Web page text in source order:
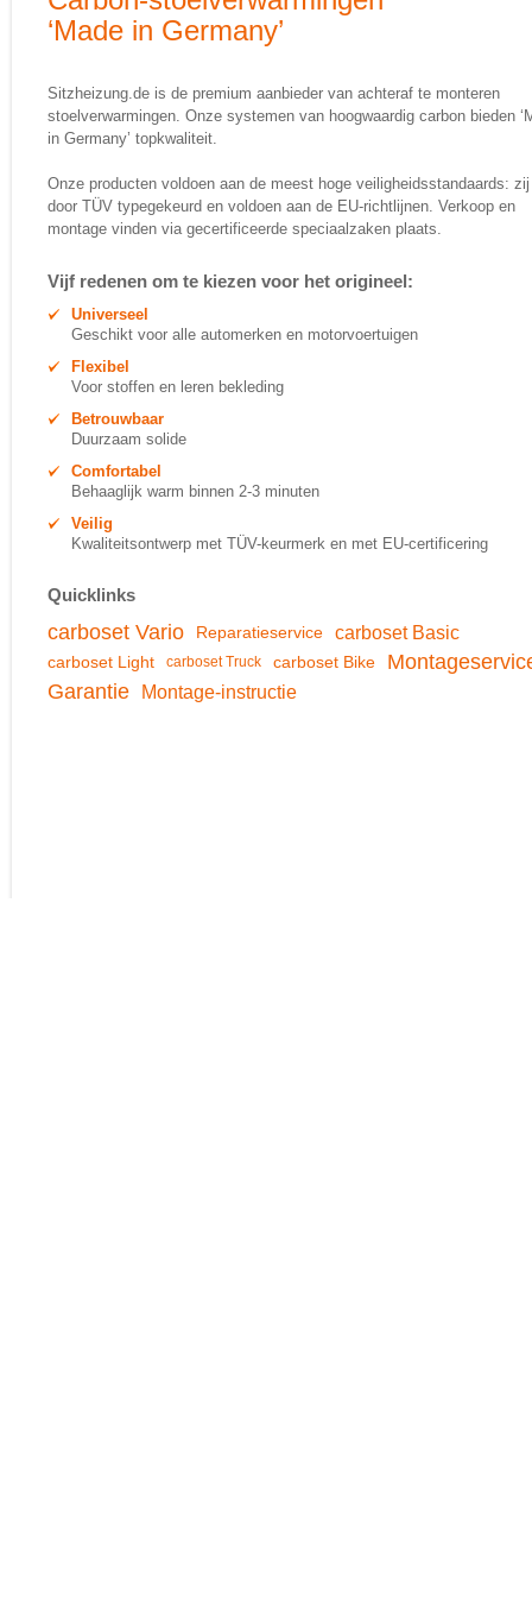
‘Made in Germany’
Sitzheizung.de is de premium aanbieder van achteraf te monteren
stoelverwarmingen. Onze systemen van hoogwaardig carbon bieden
in Germany’ topkwaliteit.
Onze producten voldoen aan de meest hoge veiligheidsstandaards:
door TÜV typegekeurd en voldoen aan de EU-richtlijnen. Verkoop en
montage vinden via gecertificeerde speciaalzaken plaats.
Vijf redenen om te kiezen voor het origineel:
Universeel
Geschikt voor alle automerken en motorvoertuigen
Flexibel
Voor stoffen en leren bekleding
Betrouwbaar
Duurzaam solide
Comfortabel
Behaaglijk warm binnen 2-3 minuten
Veilig
Kwaliteitsontwerp met TÜV-keurmerk en met EU-certificering
Quicklinks
carboset Vario Reparatieservice carboset Basic
carboset Light carboset Truck carboset Bike
Garantie
Montage-instructie